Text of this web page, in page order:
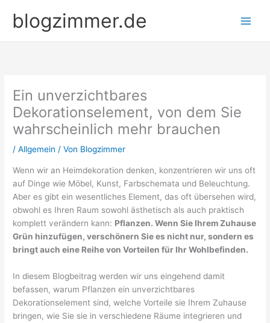
Inhaltblogzimmer.de
Ein unverzichtbares
Dekorationselement, von dem Sie
wahrscheinlich mehr brauchen
/Allgemein / Von Blogzimmer
Wenn wir an Heimdekoration denken, konzentrieren wir uns oft
auf Dinge wie Möbel, Kunst, Farbschemata und Beleuchtung.
Aber es gibt ein wesentliches Element, das oft übersehen wird,
obwohl es Ihren Raum sowohl ästhetisch als auch praktisch
komplett verändern kann: Pflanzen. Wenn Sie Ihrem Zuhause
Grün hinzufügen, verschönern Sie es nicht nur, sondern es
bringt auch eine Reihe von Vorteilen für Ihr Wohlbefinden.
In diesem Blogbeitrag werden wir uns eingehend damit
befassen, warum Pflanzen ein unverzichtbares
Dekorationselement sind, welche Vorteile sie Ihrem Zuhause
bringen, wie Sie sie in verschiedene Räume integrieren und